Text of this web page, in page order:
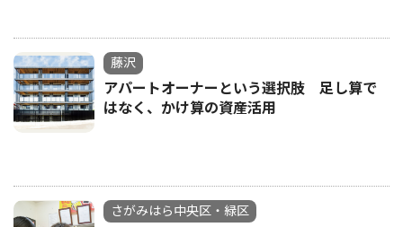
藤沢
アパートオーナーという選択肢 足し算で
はなく、かけ算の資産活用
さがみはら中央区・緑区